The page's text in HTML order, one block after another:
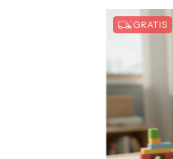
GRATIS